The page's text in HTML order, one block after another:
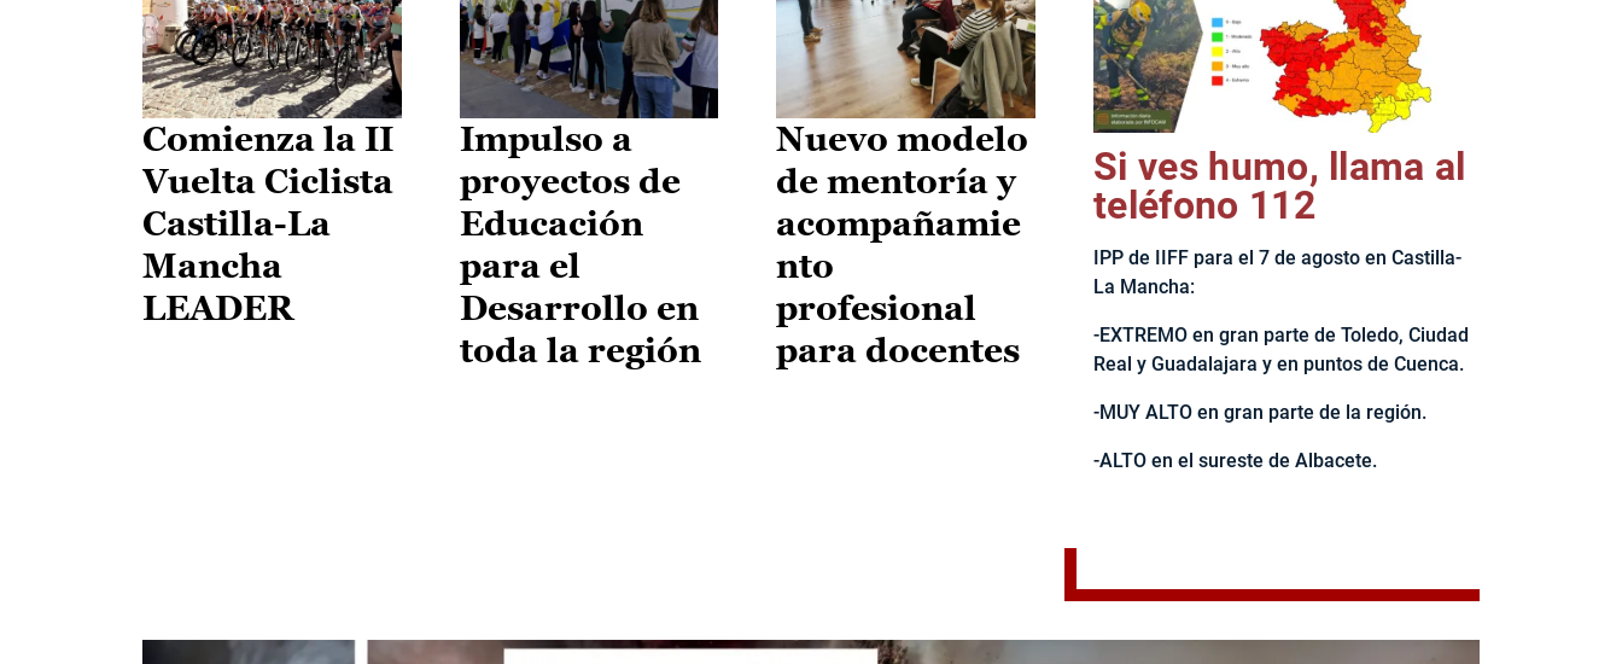
Comienza la II
Vuelta Ciclista
Castilla-La
Mancha
LEADER
Impulso a
proyectos de
Educación
para el
Desarrollo en
toda la región
Nuevo modelo
de mentoría y
acompañamie
nto
profesional
para docentes
Si ves humo, llama al
teléfono 112
IPP de IIFF para el 7 de agosto en Castilla-
La Mancha:
-EXTREMO en gran parte de Toledo, Ciudad
Real y Guadalajara y en puntos de Cuenca.
-MUY ALTO en gran parte de la región.
-ALTO en el sureste de Albacete.